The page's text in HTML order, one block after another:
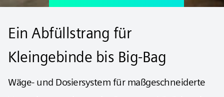
Ein Abfüllstrang für
Kleingebinde bis Big-Bag
Wäge- und Dosiersystem für maßgeschneiderte